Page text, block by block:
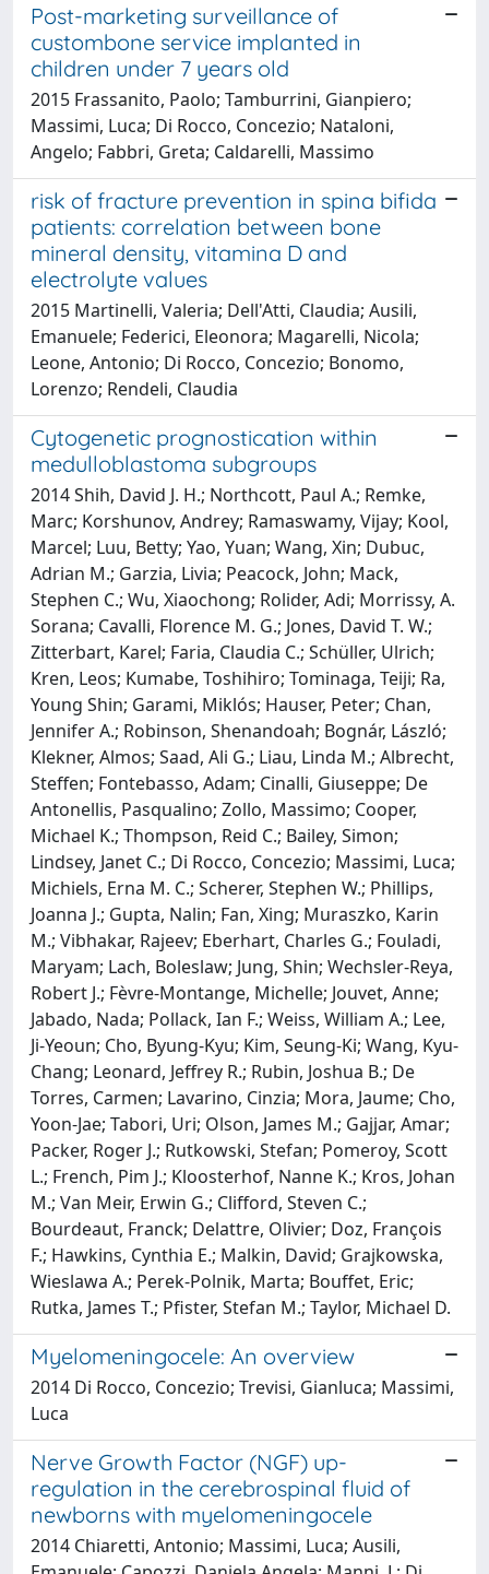
Post-marketing surveillance of
custombone service implanted in
children under 7 years old
2015 Frassanito, Paolo; Tamburrini, Gianpiero;
Massimi, Luca; Di Rocco, Concezio; Nataloni,
Angelo; Fabbri, Greta; Caldarelli, Massimo
risk of fracture prevention in spina bifida
patients: correlation between bone
mineral density, vitamina D and
electrolyte values
2015 Martinelli, Valeria; Dell'Atti, Claudia; Ausili,
Emanuele; Federici, Eleonora; Magarelli, Nicola;
Leone, Antonio; Di Rocco, Concezio; Bonomo,
Lorenzo; Rendeli, Claudia
Cytogenetic prognostication within
medulloblastoma subgroups
2014 Shih, David J. H.; Northcott, Paul A.; Remke,
Marc; Korshunov, Andrey; Ramaswamy, Vijay; Kool,
Marcel; Luu, Betty; Yao, Yuan; Wang, Xin; Dubuc,
Adrian M.; Garzia, Livia; Peacock, John; Mack,
Stephen C.; Wu, Xiaochong; Rolider, Adi; Morrissy, A.
Sorana; Cavalli, Florence M. G.; Jones, David T. W.;
Zitterbart, Karel; Faria, Claudia C.; Schüller, Ulrich;
Kren, Leos; Kumabe, Toshihiro; Tominaga, Teiji; Ra,
Young Shin; Garami, Miklós; Hauser, Peter; Chan,
Jennifer A.; Robinson, Shenandoah; Bognár, László;
Klekner, Almos; Saad, Ali G.; Liau, Linda M.; Albrecht,
Steffen; Fontebasso, Adam; Cinalli, Giuseppe; De
Antonellis, Pasqualino; Zollo, Massimo; Cooper,
Michael K.; Thompson, Reid C.; Bailey, Simon;
Lindsey, Janet C.; Di Rocco, Concezio; Massimi, Luca;
Michiels, Erna M. C.; Scherer, Stephen W.; Phillips,
Joanna J.; Gupta, Nalin; Fan, Xing; Muraszko, Karin
M.; Vibhakar, Rajeev; Eberhart, Charles G.; Fouladi,
Maryam; Lach, Boleslaw; Jung, Shin; Wechsler-Reya,
Robert J.; Fèvre-Montange, Michelle; Jouvet, Anne;
Jabado, Nada; Pollack, Ian F.; Weiss, William A.; Lee,
Ji-Yeoun; Cho, Byung-Kyu; Kim, Seung-Ki; Wang, Kyu-
Chang; Leonard, Jeffrey R.; Rubin, Joshua B.; De
Torres, Carmen; Lavarino, Cinzia; Mora, Jaume; Cho,
Yoon-Jae; Tabori, Uri; Olson, James M.; Gajjar, Amar;
Packer, Roger J.; Rutkowski, Stefan; Pomeroy, Scott
L.; French, Pim J.; Kloosterhof, Nanne K.; Kros, Johan
M.; Van Meir, Erwin G.; Clifford, Steven C.;
Bourdeaut, Franck; Delattre, Olivier; Doz, François
F.; Hawkins, Cynthia E.; Malkin, David; Grajkowska,
Wieslawa A.; Perek-Polnik, Marta; Bouffet, Eric;
Rutka, James T.; Pfister, Stefan M.; Taylor, Michael D.
Myelomeningocele: An overview
2014 Di Rocco, Concezio; Trevisi, Gianluca; Massimi,
Luca
Nerve Growth Factor (NGF) up-
regulation in the cerebrospinal fluid of
newborns with myelomeningocele
2014 Chiaretti, Antonio; Massimi, Luca; Ausili,